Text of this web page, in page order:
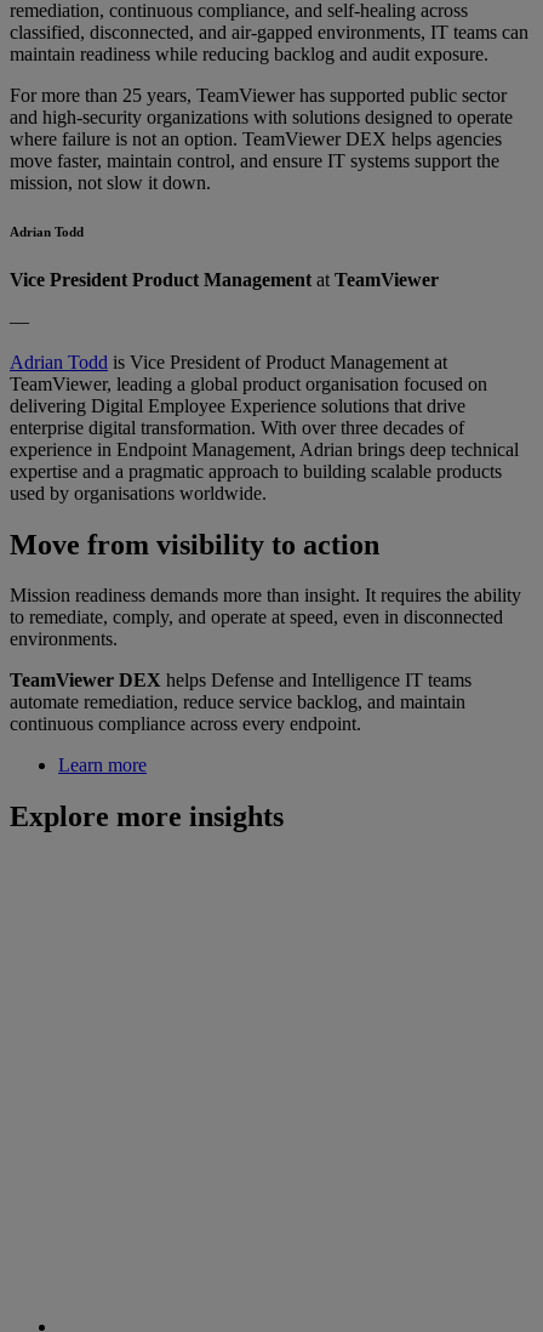
remediation, continuous compliance, and self-healing across
classified, disconnected, and air-gapped environments, IT teams can
maintain readiness while reducing backlog and audit exposure.
For more than 25 years, TeamViewer has supported public sector
and high-security organizations with solutions designed to operate
where failure is not an option. TeamViewer DEX helps agencies
move faster, maintain control, and ensure IT systems support the
mission, not slow it down.
Adrian Todd
Vice President Product Management at TeamViewer
—
Adrian Todd is Vice President of Product Management at
TeamViewer, leading a global product organisation focused on
delivering Digital Employee Experience solutions that drive
enterprise digital transformation. With over three decades of
experience in Endpoint Management, Adrian brings deep technical
expertise and a pragmatic approach to building scalable products
used by organisations worldwide.
Move from visibility to action
Mission readiness demands more than insight. It requires the ability
to remediate, comply, and operate at speed, even in disconnected
environments.
TeamViewer DEX helps Defense and Intelligence IT teams
automate remediation, reduce service backlog, and maintain
continuous compliance across every endpoint.
Learn more
Explore more insights